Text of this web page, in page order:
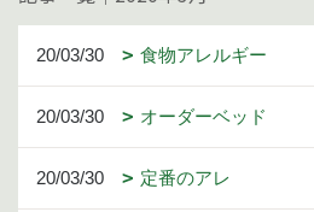
20/03/30 食物アレルギー
20/03/30 オーダーベッド
20/03/30 定番のアレ